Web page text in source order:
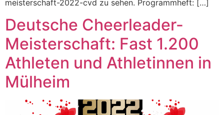
meisterschaft-2022-cvd zu sehen. Programmheft: […]
Deutsche Cheerleader-
Meisterschaft: Fast 1.200
Athleten und Athletinnen in
Mülheim